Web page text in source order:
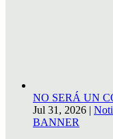
NO SERÁ UN
Jul 31, 2026 |
BANNER